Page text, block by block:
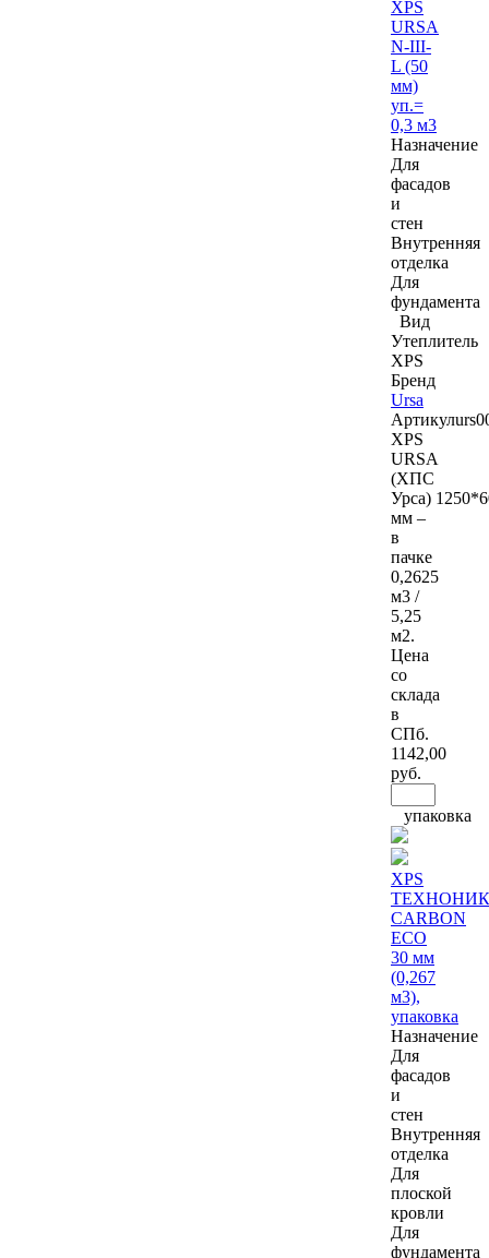
XPS
URSA
N-III-
L (50
мм)
уп.=
0,3 м3
Назначение
Для
фасадов
и
стен
Внутренняя
отделка
Для
фундамента
Вид
Утеплитель
XPS
Бренд
Ursa
Артикул
XPS
URSA
(ХПС
Урса)
мм –
в
пачке
0,2625
м3 /
5,25
м2.
Цена
со
склада
в
СПб.
1142,00
руб.
упаковка
XPS
CARBON
ECO
30 мм
(0,267
м3),
упаковка
Назначение
Для
фасадов
и
стен
Внутренняя
отделка
Для
плоской
кровли
Для
фундамента